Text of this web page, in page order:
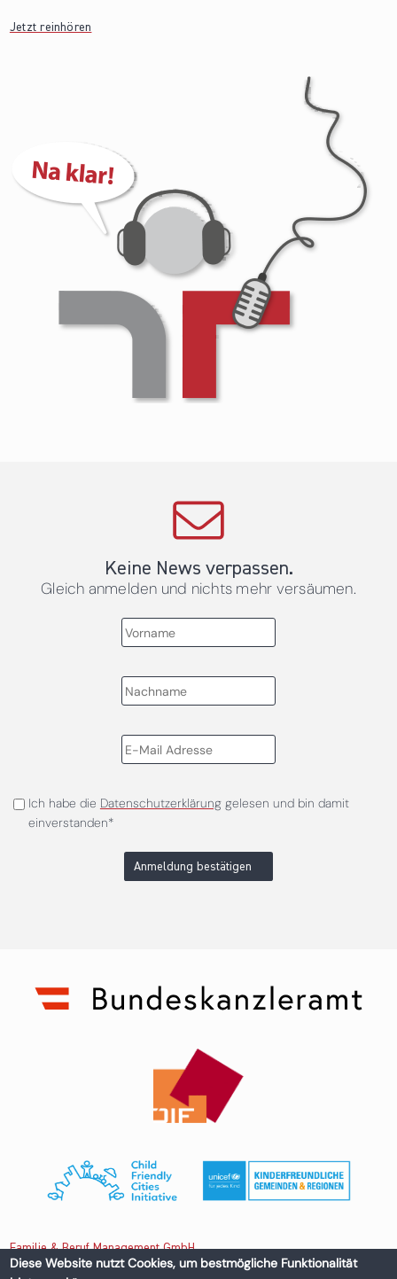
Jetzt reinhören
Keine News verpassen.
Gleich anmelden und nichts mehr versäumen.
Ich habe die Datenschutzerklärunggelesen und bin damit
einverstanden*
Anmeldung bestätigen
Familie & Beruf Management GmbH
Diese Website nutzt Cookies, um bestmögliche Funktionalität